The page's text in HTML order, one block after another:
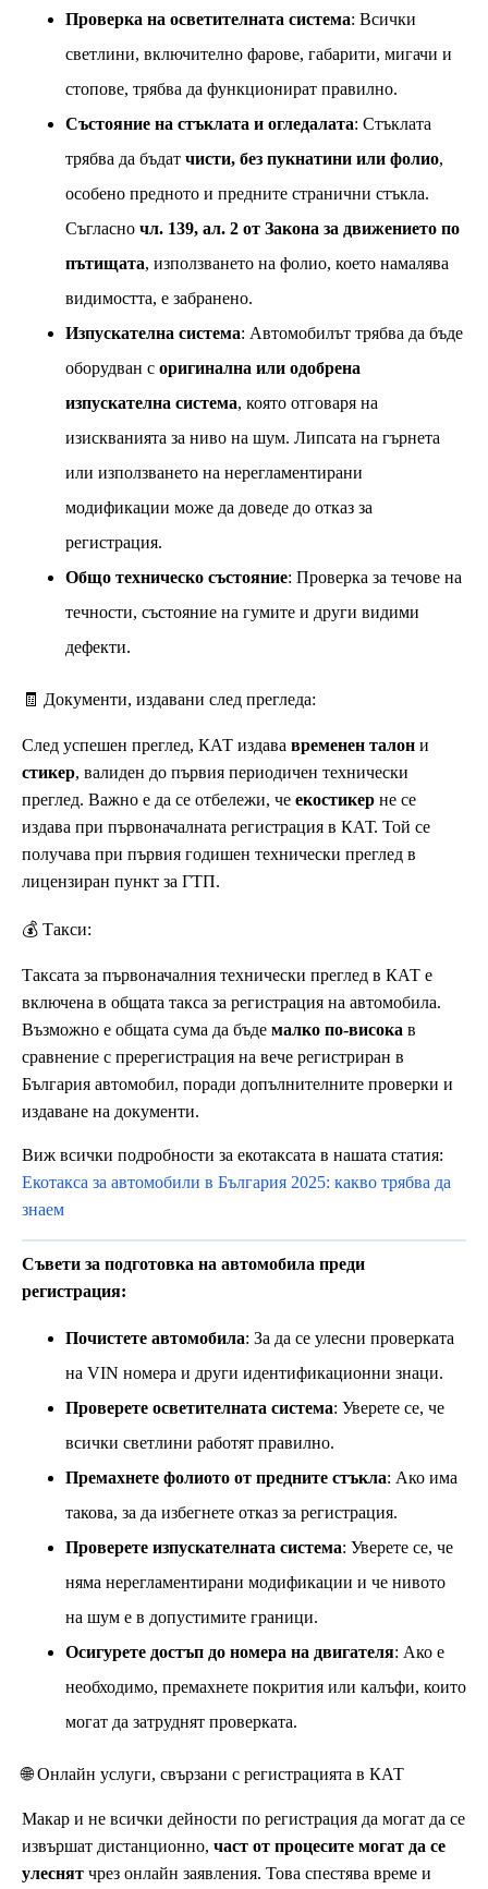
Проверка на осветителната система: Всички
светлини, включително фарове, габарити, мигачи и
стопове, трябва да функционират правилно.
Състояние на стъклата и огледалата: Стъклата
трябва да бъдат чисти, без пукнатини или фолио,
особено предното и предните странични стъкла.
Съгласно чл. 139, ал. 2 от Закона за движението по
пътищата, използването на фолио, което намалява
видимостта, е забранено.
Изпускателна система: Автомобилът трябва да бъде
оборудван с оригинална или одобрена
изпускателна система, която отговаря на
изискванията за ниво на шум. Липсата на гърнета
или използването на нерегламентирани
модификации може да доведе до отказ за
регистрация.
Общо техническо състояние: Проверка за течове на
течности, състояние на гумите и други видими
дефекти.
🧾 Документи, издавани след прегледа:
След успешен преглед, КАТ издава временен талон и
стикер, валиден до първия периодичен технически
преглед. Важно е да се отбележи, че екостикер не се
издава при първоначалната регистрация в КАТ. Той се
получава при първия годишен технически преглед в
лицензиран пункт за ГТП.
💰 Такси:
Таксата за първоначалния технически преглед в КАТ е
включена в общата такса за регистрация на автомобила.
Възможно е общата сума да бъде малко по-висока в
сравнение с пререгистрация на вече регистриран в
България автомобил, поради допълнителните проверки и
издаване на документи.
Виж всички подробности за екотаксата в нашата статия:
Екотакса за автомобили в България 2025: какво трябва да
знаем
Съвети за подготовка на автомобила преди
регистрация:
Почистете автомобила: За да се улесни проверката
на VIN номера и други идентификационни знаци.
Проверете осветителната система: Уверете се, че
всички светлини работят правилно.
Премахнете фолиото от предните стъкла: Ако има
такова, за да избегнете отказ за регистрация.
Проверете изпускателната система: Уверете се, че
няма нерегламентирани модификации и че нивото
на шум е в допустимите граници.
Осигурете достъп до номера на двигателя: Ако е
необходимо, премахнете покрития или калъфи, които
могат да затруднят проверката.
🌐 Онлайн услуги, свързани с регистрацията в КАТ
Макар и не всички дейности по регистрация да могат да се
извършат дистанционно, част от процесите могат да се
улеснят чрез онлайн заявления. Това спестява време и